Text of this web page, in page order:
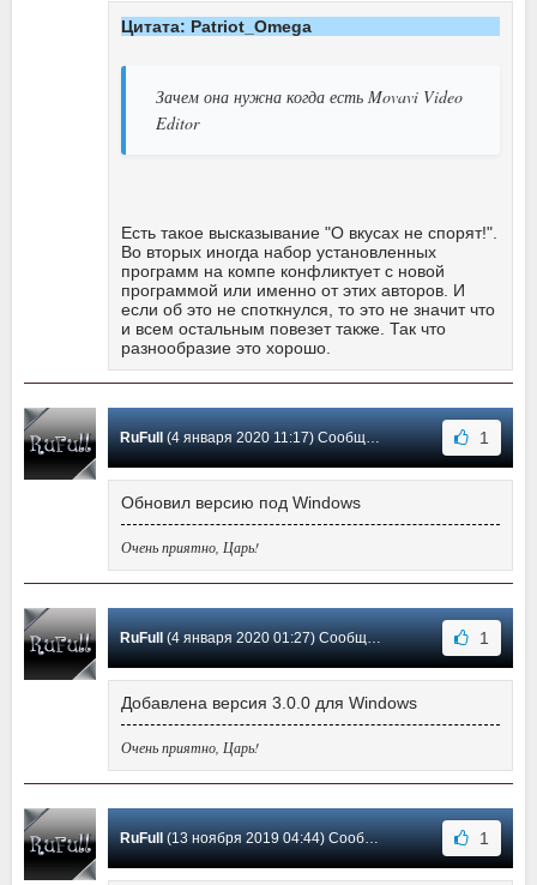
Цитата: Patriot_Omega
Зачем она нужна когда есть Movavi Video
Editor
Есть такое высказывание "О вкусах не спорят!".
Во вторых иногда набор установленных
программ на компе конфликтует с новой
программой или именно от этих авторов. И
если об это не споткнулся, то это не значит что
и всем остальным повезет также. Так что
разнообразие это хорошо.
RuFull (4 января 2020 11:17) Сообщение #18 1
Обновил версию под Windows
Очень приятно, Царь!
RuFull (4 января 2020 01:27) Сообщение #17 1
Добавлена версия 3.0.0 для Windows
Очень приятно, Царь!
RuFull (13 ноября 2019 04:44) Сообщение #16 1